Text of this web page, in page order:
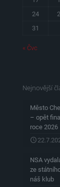
24
31
« Čvc
Nejnovější
Město
– opět
roce 2026
NSA
ze
náš klub